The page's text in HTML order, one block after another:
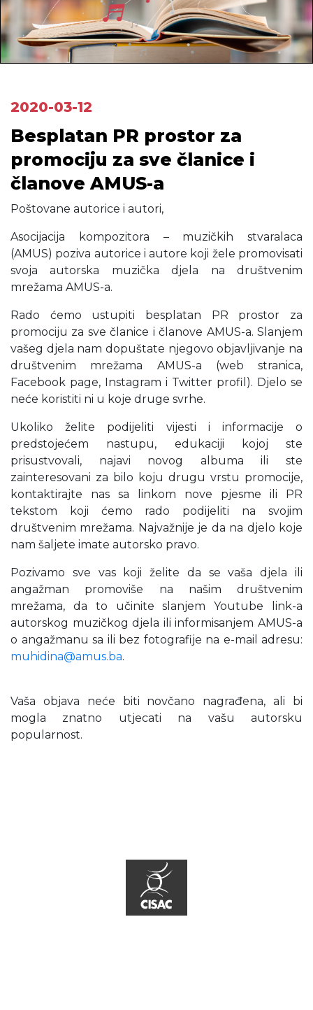
2020-03-12
Besplatan PR prostor za
promociju za sve članice i
članove AMUS-a
Poštovane autorice i autori,
Asocijacija kompozitora – muzičkih stvaralaca
(AMUS) poziva autorice i autore koji žele promovisati
svoja autorska muzička djela na društvenim
mrežama AMUS-a.
Rado ćemo ustupiti besplatan PR prostor za
promociju za sve članice i članove AMUS-a. Slanjem
vašeg djela nam dopuštate njegovo objavljivanje na
društvenim mrežama AMUS-a (web stranica,
Facebook page, Instagram i Twitter profil). Djelo se
neće koristiti ni u koje druge svrhe.
Ukoliko želite podijeliti vijesti i informacije o
predstojećem nastupu, edukaciji kojoj ste
prisustvovali, najavi novog albuma ili ste
zainteresovani za bilo koju drugu vrstu promocije,
kontaktirajte nas sa linkom nove pjesme ili PR
tekstom koji ćemo rado podijeliti na svojim
društvenim mrežama. Najvažnije je da na djelo koje
nam šaljete imate autorsko pravo.
Pozivamo sve vas koji želite da se vaša djela ili
angažman promoviše na našim društvenim
mrežama, da to učinite slanjem Youtube link-a
autorskog muzičkog djela ili informisanjem AMUS-a
o angažmanu sa ili bez fotografije na e-mail adresu:
muhidina@amus.ba.
Vaša objava neće biti novčano nagrađena, ali bi
mogla znatno utjecati na vašu autorsku
popularnost.